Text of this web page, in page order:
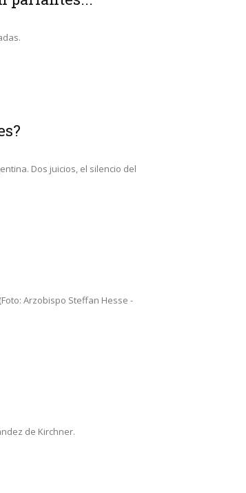
Dos juicios, el silencio del
Arzobispo Steffan Hesse -
de Kirchner.